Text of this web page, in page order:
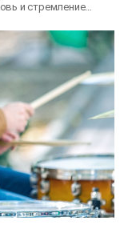
и стремление